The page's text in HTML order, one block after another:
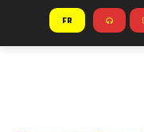
FR